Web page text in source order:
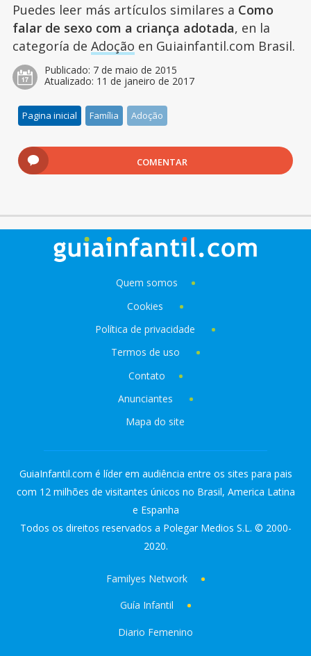
Puedes leer más artículos similares a Como
falar de sexo com a criança adotada, en la
categoría de Adoção en Guiainfantil.com Brasil.
Publicado: 7 de maio de 2015
Atualizado: 11 de janeiro de 2017
Pagina inicial Família Adoção
COMENTAR
Quem somos
Cookies
Política de privacidade
Termos de uso
Contato
Anunciantes
Mapa do site
GuiaInfantil.com é líder em audiência entre os sites para pais
com 12 milhões de visitantes únicos no Brasil, America Latina
e Espanha
Todos os direitos reservados a Polegar Medios S.L. © 2000-
2020.
Familyes Network
Guía Infantil
Diario Femenino